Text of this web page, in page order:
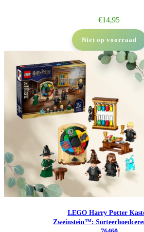
€14,95
Niet op voorraad
LEGO Harry Potter
Zweinstein™: